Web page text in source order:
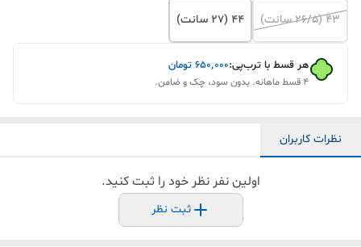
۴۳ (۲۶/۵ سانت) ۴۴ (۲۷ سانت)
هر قسط با ترب‌پی:۶۵۰٬۰۰۰ تومان
۴ قسط ماهانه. بدون سود، چک و ضامن.
نظرات کاربران
اولین نفر نظر خود را ثبت کنید.
ثبت نظر